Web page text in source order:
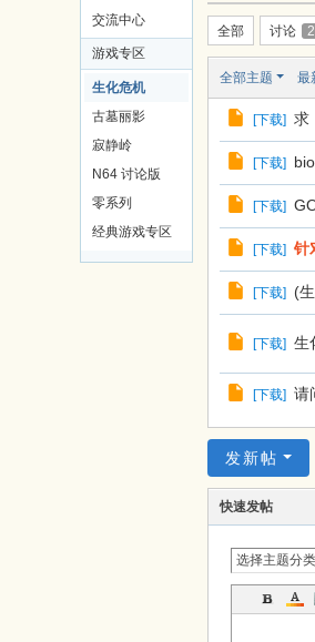
典
单
戏
论
坛
交流中心
游戏专区
生化危机
古墓丽影
寂静岭
N64 讨论版
零系列
经典游戏专区
全部 讨论
全部主题 最
[下载] 求
[下载]
[下载]
[下载] 针
[下载] (
[下载] 生
[下载] 请
发新帖
快速发帖
选择主题分类